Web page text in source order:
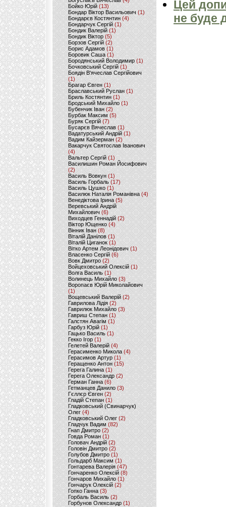
Бойко Юрій (13)
Бондар Віктор Васильович (1)
Бондарєв Костянтин (4)
Бондарчук Сергій(1)
Бондик Валерій (1)
Бондик Віктор(5)
Борзов Сергiй (2)
Борис Адамов(1)
Боровик Саша (1)
Бородянський Володимир (1)
Бочковський Сергій (1)
Боядін В'ячеслав Сергійович
(1)
Брагар Євген (1)
Браславський Руслан (1)
Бриль Костянтин (1)
Бродський Михайло (1)
Бубенчик Іван(2)
Бурбак Максим (5)
Буряк Сергій (7)
Бусарєв Вячеслав (1)
Вадатурський Андрій (1)
Вадим Кайзерман (2)
Вакарчук Святослав Іванович
(4)
Вальтер Сергій (1)
Василишин Роман Йосифович
(2)
Василь Вовкун (1)
Василь Горбаль (17)
Василь Цушко (1)
Василюк Наталія Романівна (4)
Венедіктова Ірина(5)
Веревський Андрій
Михайлович (6)
Виходцев Геннадій (2)
Віктор Ющенко (4)
Вінник Іван (8)
Віталій Данілов (1)
Віталій Циганок (1)
Вітко Артем Леонідович(1)
Власенко Сергій (6)
Вовк Дмитро(2)
Войцеховський Олексій(1)
Волга Василь (1)
Волинець Михайло (3)
Воропаєв Юрій Миколайович
(1)
Вощевський Валерій(2)
Гаврилова Лідія (2)
Гаврилюк Михайло (3)
Гавриш Степан (1)
Галстян Авагім (1)
Гарбуз Юрій (1)
Гацько Василь (1)
Гекко Ігор(1)
Гелетей Валерій (4)
Герасименко Микола (4)
Герасимов Артур (1)
Геращенко Антон(15)
Герега Галина (1)
Герега Олександр (2)
Герман Ганна (6)
Гетманцев Данило (3)
Гєллєр Євген (2)
Гладій Степан(1)
Гладковський (Свинарчук)
Олег (4)
Гладковський Олег (2)
Гладчук Вадим (82)
Гнап Дмитро (2)
Говда Роман(1)
Головач Андрій (2)
Головін Дмитро (2)
Голубов Дмитро (1)
Гольдарб Максим(1)
Гонтарева Валерія (47)
Гончаренко Олексій(8)
Гончаров Михайло (1)
Гончарук Олексій (2)
Гопко Ганна (3)
Горбаль Василь (2)
Горбунов Олександр (1)
Цей
не буде